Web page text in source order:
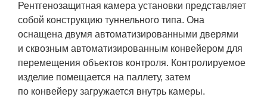
Рентгенозащитная камера установки представляет
собой конструкцию туннельного типа. Она
оснащена двумя автоматизированными дверями
и сквозным автоматизированным конвейером для
перемещения объектов контроля. Контролируемое
изделие помещается на паллету, затем
по конвейеру загружается внутрь камеры.